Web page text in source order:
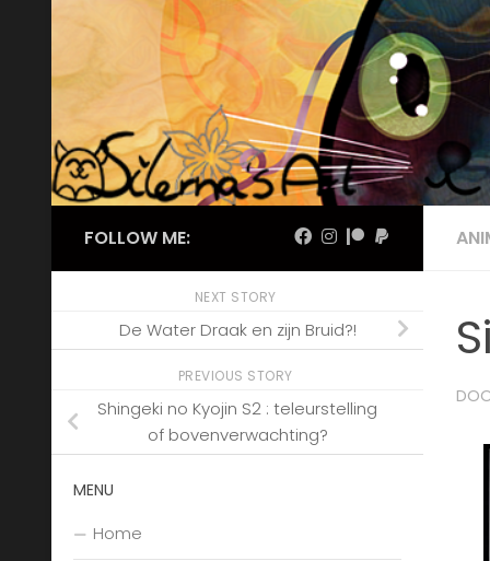
Skip to content
FOLLOW ME:
NEXT STORY
De Water Draak en zijn Bruid?!
PREVIOUS STORY
Shingeki no Kyojin S2 : teleurstelling
of bovenverwachting?
MENU
Home